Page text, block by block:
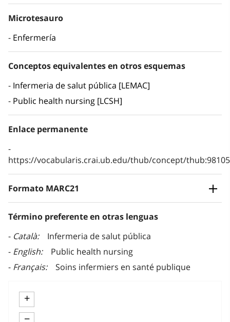
Microtesauro
Enfermería
Conceptos equivalentes en otros esquemas
Infermeria de salut pública [LEMAC]
Public health nursing [LCSH]
Enlace permanente
https://vocabularis.crai.ub.edu/thub/concept/
Formato MARC21
Término preferente en otras lenguas
Català
Infermeria de salut pública
English
Public health nursing
Français
Soins infermiers en santé publique
+
−